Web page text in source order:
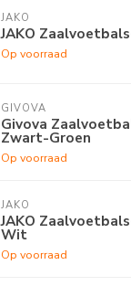
JAKO
JAKO
Op voorraad
GIVOVA
Givova
Zwart-Groen
Op voorraad
JAKO
JAKO
Wit
Op voorraad